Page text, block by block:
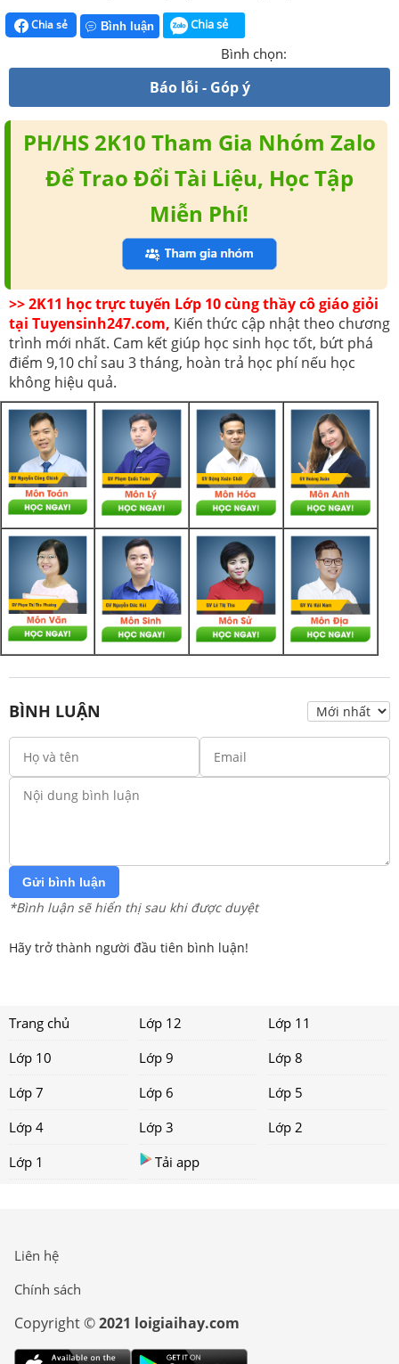
Chia sẻ Bình luận Chia sẻ
Bình chọn:
Báo lỗi - Góp ý
PH/HS 2K10 Tham Gia Nhóm Zalo
Để Trao Đổi Tài Liệu, Học Tập
Miễn Phí!
>> 2K11 học trực tuyến Lớp 10 cùng thầy cô giáo giỏi
tại Tuyensinh247.com, Kiến thức cập nhật theo chương
trình mới nhất. Cam kết giúp học sinh học tốt, bứt phá
điểm 9,10 chỉ sau 3 tháng, hoàn trả học phí nếu học
không hiệu quả.
BÌNH LUẬN
Gửi bình luận
*Bình luận sẽ hiển thị sau khi được duyệt
Hãy trở thành người đầu tiên bình luận!
Trang chủ Lớp 12
Lớp 11
Lớp 10
Lớp 9
Lớp 8
Lớp 7
Lớp 6
Lớp 5
Lớp 4
Lớp 3
Lớp 2
Lớp 1
Tải app
Liên hệ
Chính sách
Copyright ©2021 loigiaihay.com